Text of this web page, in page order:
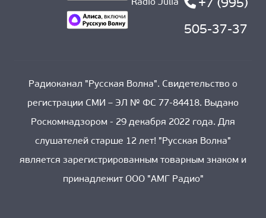
Radio Julia
+7 (995)
505-37-37
Радиоканал "Русская Волна". Свидетельство о
регистрации СМИ – ЭЛ № ФС 77-84418. Выдано
Роскомнадзором - 29 декабря 2022 года. Для
слушателей старше 12 лет! "Русская Волна"
является зарегистрированным товарным знаком и
принадлежит ООО "АМГ Радио"